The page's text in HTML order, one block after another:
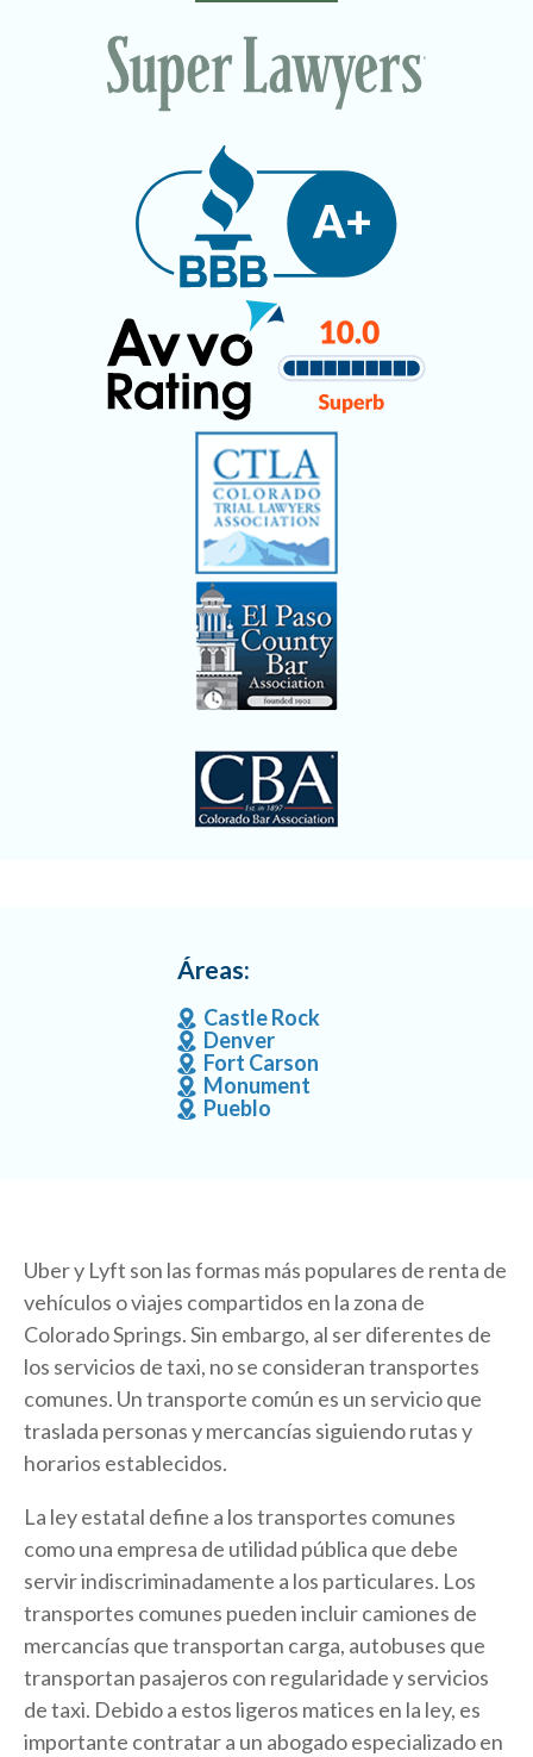
Áreas:
Castle Rock
Denver
Fort Carson
Monument
Pueblo
Uber y Lyft son las formas más populares de renta de
vehículos o viajes compartidos en la zona de
Colorado Springs. Sin embargo, al ser diferentes de
los servicios de taxi, no se consideran transportes
comunes. Un transporte común es un servicio que
traslada personas y mercancías siguiendo rutas y
horarios establecidos.
La ley estatal define a los transportes comunes
como una empresa de utilidad pública que debe
servir indiscriminadamente a los particulares. Los
transportes comunes pueden incluir camiones de
mercancías que transportan carga, autobuses que
transportan pasajeros con regularidade y servicios
de taxi. Debido a estos ligeros matices en la ley, es
importante contratar a un abogado especializado en